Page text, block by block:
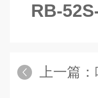
RB-
上一篇：